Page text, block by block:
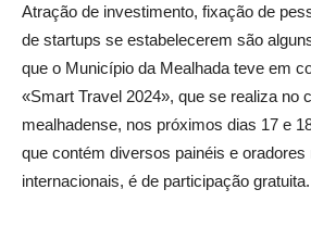
Atração de investimento, fixação de
de startups se estabelecerem são
que o Município da Mealhada teve em
«Smart Travel 2024», que se realiza no
mealhadense, nos próximos dias 17 e
que contém diversos painéis e oradores
internacionais, é de participação gratuita.